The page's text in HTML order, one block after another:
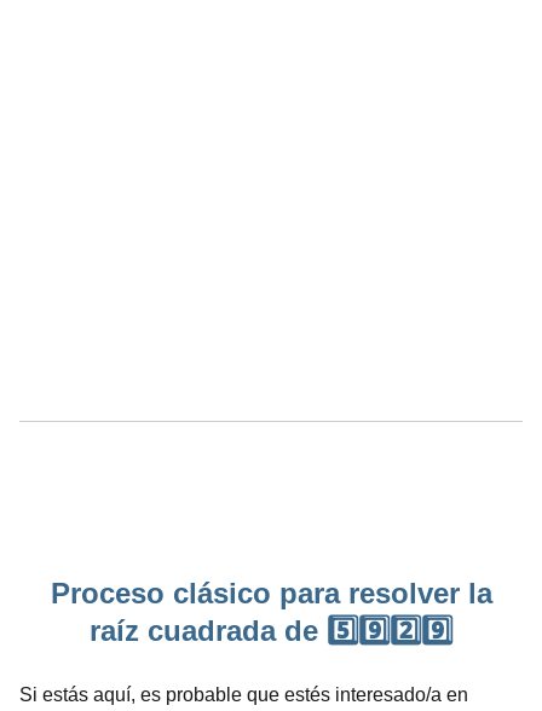
Proceso clásico para resolver la
raíz cuadrada de 5️⃣9️⃣2️⃣9️⃣
Si estás aquí, es probable que estés interesado/a en